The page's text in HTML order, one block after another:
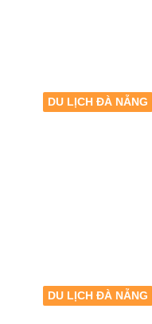
DU LỊCH ĐÀ NẴNG
DU LỊCH ĐÀ NẴNG